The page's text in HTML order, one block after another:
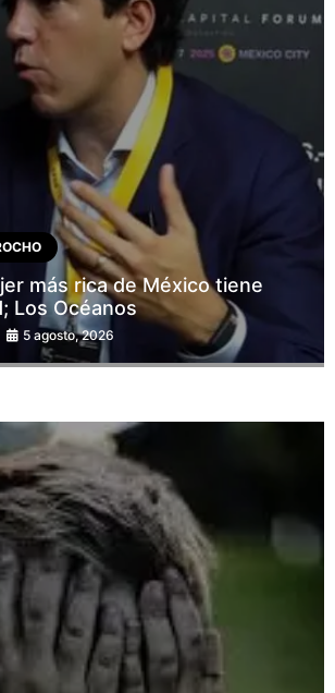
más rica de México tiene
Los Océanos
5 agosto, 2026